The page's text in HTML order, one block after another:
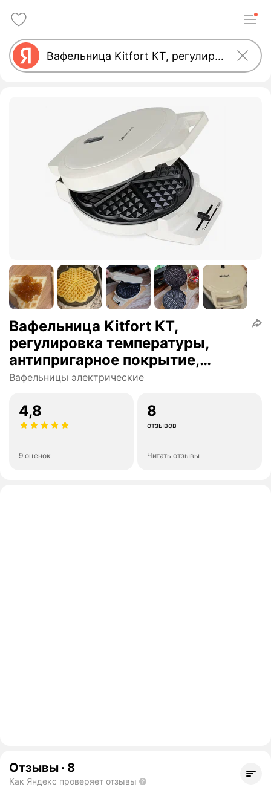
Вафельница Kitfort КТ,
регулировка температуры,
антипригарное покрытие,
индикатор работы, 1000Вт,
Вафельницы электрические
4,8
9 оценок
8
отзывов
Читать отзывы
Отзывы · 8
Как Яндекс проверяет отзывы